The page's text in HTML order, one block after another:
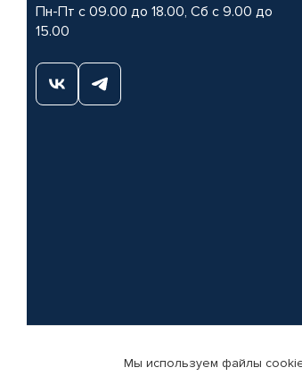
Пн-Пт с 09.00 до 18.00, Сб с 9.00 до
15.00
© КАМАЗ ЦЕНТР ДОНЕЦК, 2015-2026. Все права
Мы используем файлы